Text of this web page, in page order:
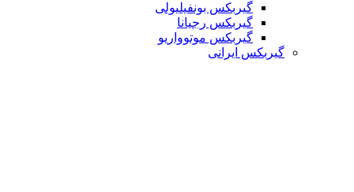
گیربکس بونفیلیولی
گیربکس رجیانا
گیربکس موتوواریو
گیربکس ایرانی